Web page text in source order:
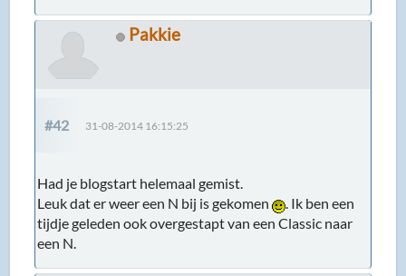
Pakkie
#42 31-08-2014 16:15:25
Had je blogstart helemaal gemist.
Leuk dat er weer een N bij is gekomen
. Ik ben een
tijdje geleden ook overgestapt van een Classic naar
een N.